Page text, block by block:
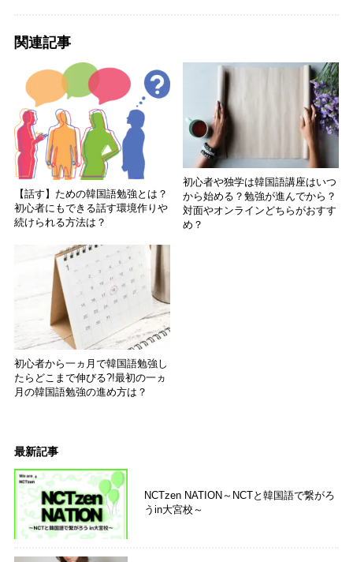
関連記事
【話す】ための韓国語勉強とは？
初心者にもできる話す環境作りや
続けられる方法は？
初心者や独学は韓国語講座はいつ
から始める？勉強が進んでから？
対面やオンラインどちらがおすす
め？
初心者から一ヵ月で韓国語勉強し
たらどこまで伸びる?!最初の一ヵ
月の韓国語勉強の進め方は？
最新記事
NCTzen NATION～NCTと韓国語で繋がろ
うin大宮校～